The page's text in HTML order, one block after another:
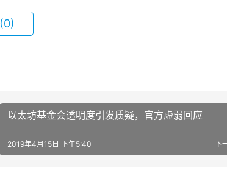
(0)
以太坊基金会透明度引发质疑，官方虚弱回应
下
2019年4月15日 下午5:40